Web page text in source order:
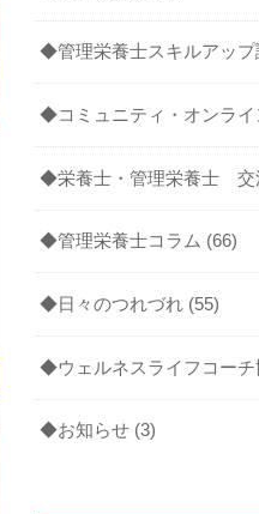
◆管理栄養士スキルアップ
◆コミュニティ・オンライ
◆栄養士・管理栄養士 交
◆管理栄養士コラム (66)
◆日々のつれづれ (55)
◆ウェルネスライフコーチ
◆お知らせ (3)